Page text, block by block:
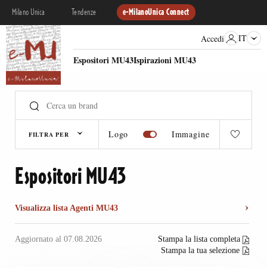
Milano Unica Tendenze e-MilanoUnica Connect
Espositori MU43Ispirazioni MU43
Accedi IT
FILTRA PER Logo Immagine
Espositori MU43
Visualizza lista Agenti MU43
Aggiornato al 07.08.2026
Stampa la lista completa
Stampa la tua selezione